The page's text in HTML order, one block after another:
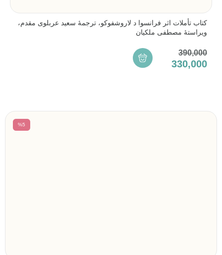
کتاب تأملات اثر فرانسوا د لاروشفوکو، ترجمۀ سعید عربلوی مقدم،
ویراستۀ مصطفی ملکیان
390,000
330,000
%5